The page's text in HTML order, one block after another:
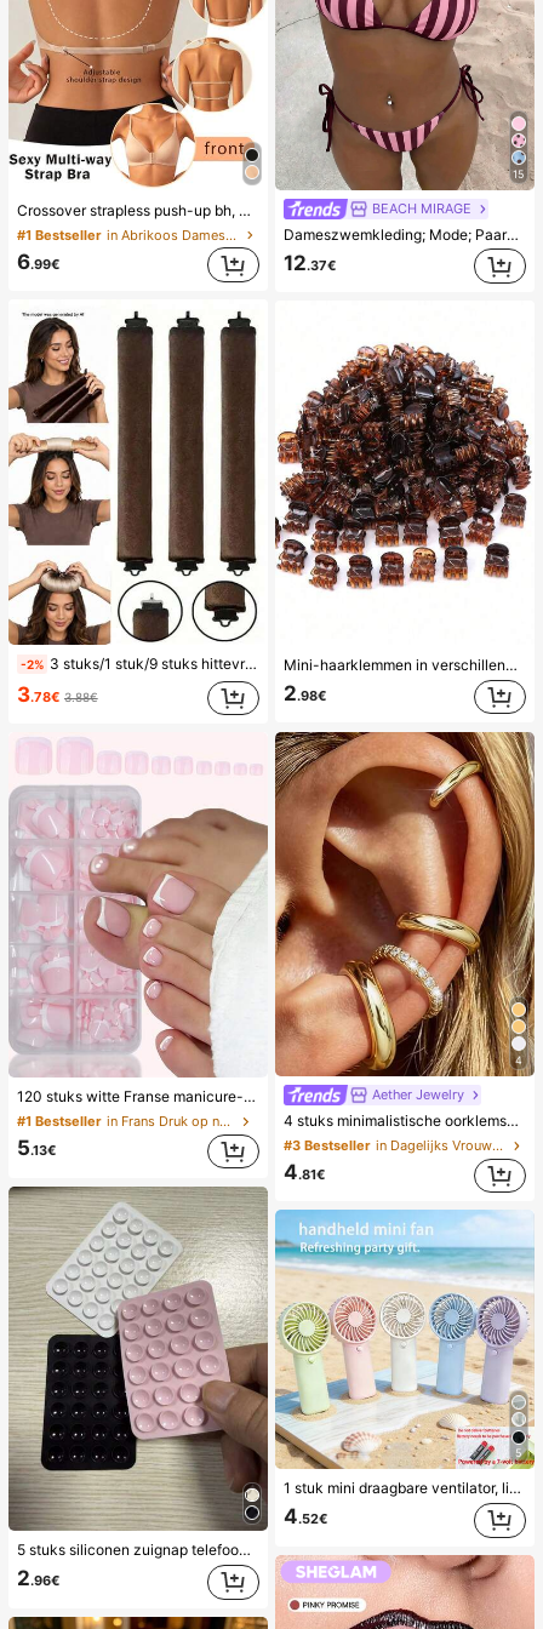
Crossover strapless push-up bh, naadloos U-rugontwerp onzichtbare bh geschikt voor verschillende jurken, verstelbare band, naadloos huidkleurig ondergoed voor bruiloft/feest, chic & elegant, comfort de hele dag
#1 Bestseller in Abrikoos Dames bh's en bralettes
6.99€
-2% 3 stuks/1 stuk/9 stuks hittevrije krulset voor dames, satijnen materiaal, inclusief haarkruller, hoofdbandkruller en elektrische krultang, ingebouwde flexibele metalen draad, geschikt voor slapen, hoge rebound rubberen vulling, zacht en comfortabel, geschikt voor normaal haar, creëer nonchalante krullen, Europese en Amerikaanse minimalistische grote golf slaapkrultool, cadeau
3.78€ 3.88€
120 stuks witte Franse manicure- en pedicure-set, medium vierkante opkliknagels, modieus minimalistisch ontwerp, vooraf gelijmde nagelstickers, glanzende pure Franse stijl, geschikt voor dagelijks gebruik door vrouwen, inclusief opbergdoos, Clean Girl-esthetiek
#1 Bestseller in Frans Druk op nagels
5.13€
5 stuks siliconen zuignap telefoonhouder, zuignap telefoonstandaard, plakkerige telefoonhouder, plakkerige telefoonstandaard (Reinig het oppervlak zorgvuldig voor gebruik om er zeker van te zijn dat het schoon en vlak is. Wacht 30 minuten na het plakken voordat u het gebruikt), onmisbaar
2.96€
15
BEACH MIRAGE
Dameszwemkleding; Mode; Paarse tweedelige zwemkleding; Zomerstrand; Bikini set; Willekeurige print. Vakantie
12.37€
Mini-haarklemmen in verschillende kleuren, geschikt voor kapsels van vrouwen en decoratieve haarschmook, sterke grip, kunnen pony's vastzetten. Deze haarschmook is geschikt voor dagelijks gebruik en is een must-have item voor meisjes tijdens het back-to-school seizoen.
2.98€
4
Aether Jewelry
4 stuks minimalistische oorklemset met kubische zirkonia - kan gestapeld worden, geen piercing nodig, geschikt voor dagelijks kantoorwear (4 stuks set, niet 4 paar), cadeau voor haar
#3 Bestseller in Dagelijks Vrouwen Oorbellen
4.81€
5
1 stuk mini draagbare ventilator, lichtgewicht handventilator voor kantoor, buiten, reizen en kamperen - blijf altijd en overal koel (batterij niet inbegrepen, zorg zelf voor de batterij), zomer must have
4.52€